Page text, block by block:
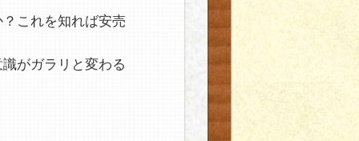
これを知れば安売
がガラリと変わる